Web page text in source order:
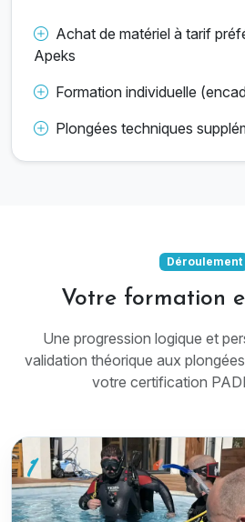
Achat de matériel à tarif
Apeks
Formation individuelle
Plongées techniques
Déroulement
Votre formation
Une progression logique et
validation théorique aux
votre certification
1